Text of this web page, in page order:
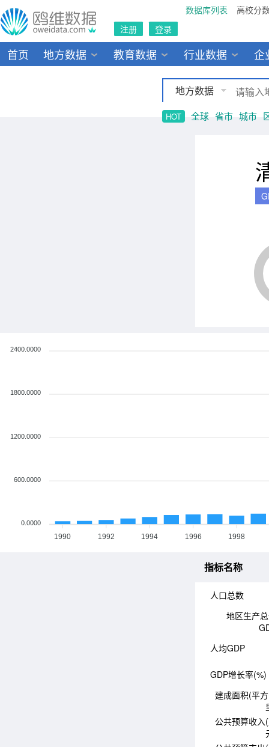
数据库列表
高校分
注册
登录
首页 地方数据 教育数据 行业数据 企
地方数据
HOT 全球 省市 城市
1990 1992 1994 1996 1998
2400.0000
1800.0000
1200.0000
600.0000
0.0000
指标名称
人口总数
地区生产
人均GDP
GDP增长率(%)
建成面积(平
公共预算收入